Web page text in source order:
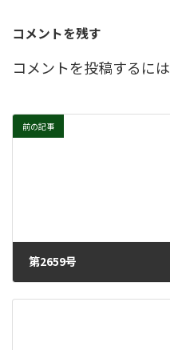
コメントを残す
コメントを投稿するには
前の記事
第2659号